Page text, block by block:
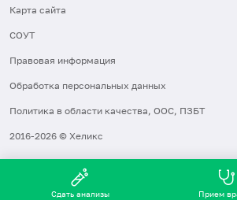
Карта сайта
СОУТ
Правовая информация
Обработка персональных данных
Политика в области качества, ООС, ПЗБТ
2016-2026 © Хеликс
Сдать анализы Прием